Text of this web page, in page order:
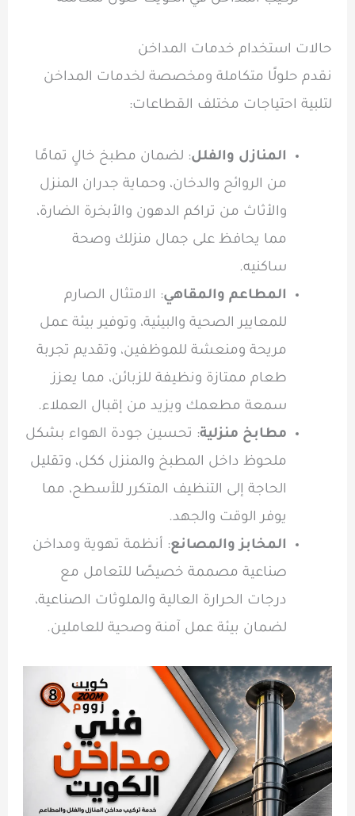
حالات استخدام خدمات المداخن
نقدم حلولًا متكاملة ومخصصة لخدمات المداخن
لتلبية احتياجات مختلف القطاعات:
المنازل والفلل: لضمان مطبخ خالٍ تمامًا
من الروائح والدخان، وحماية جدران المنزل
والأثاث من تراكم الدهون والأبخرة الضارة،
مما يحافظ على جمال منزلك وصحة
ساكنيه.
المطاعم والمقاهي: الامتثال الصارم
للمعايير الصحية والبيئية، وتوفير بيئة عمل
مريحة ومنعشة للموظفين، وتقديم تجربة
طعام ممتازة ونظيفة للزبائن، مما يعزز
سمعة مطعمك ويزيد من إقبال العملاء.
مطابخ منزلية: تحسين جودة الهواء بشكل
ملحوظ داخل المطبخ والمنزل ككل، وتقليل
الحاجة إلى التنظيف المتكرر للأسطح، مما
يوفر الوقت والجهد.
المخابز والمصانع: أنظمة تهوية ومداخن
صناعية مصممة خصيصًا للتعامل مع
درجات الحرارة العالية والملوثات الصناعية،
لضمان بيئة عمل آمنة وصحية للعاملين.